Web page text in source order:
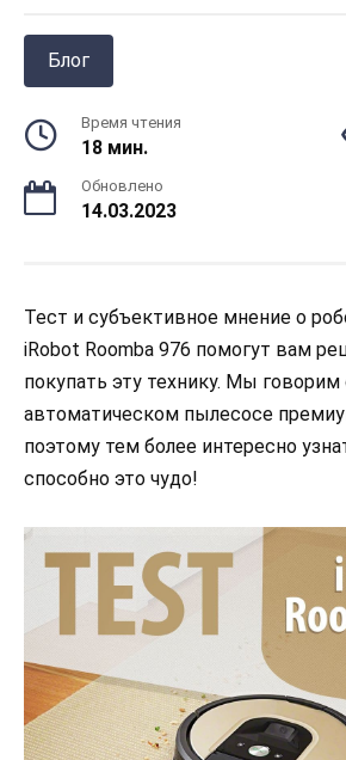
Блог
Время чтения
18 мин.
Обновлено
14.03.2023
Тест и субъективное мнение о
iRobot Roomba 976 помогут вам
покупать эту технику. Мы говорим
автоматическом пылесосе
поэтому тем более интересно
способно это чудо!